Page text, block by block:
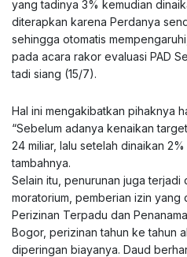
yang tadinya 3% kemudian
diterapkan karena Perdanya
sehingga otomatis
pada acara rakor evaluasi PAD
tadi siang (15/7).
Hal ini mengakibatkan pihaknya
“Sebelum adanya kenaikan
24 miliar, lalu setelah dinaikan
tambahnya.
Selain itu, penurunan juga terjadi
moratorium, pemberian izin yang
Perizinan Terpadu dan
Bogor, perizinan tahun ke tahun
diperingan biayanya. Daud